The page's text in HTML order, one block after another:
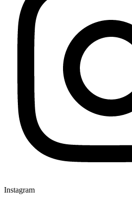
Instagram